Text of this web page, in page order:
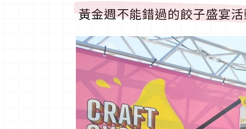
黃金週不能錯過的餃子盛宴活